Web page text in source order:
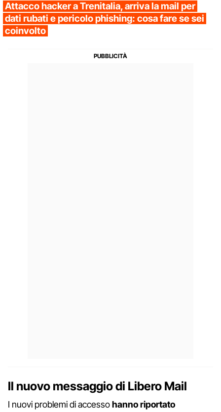
Attacco hacker a Trenitalia, arriva la mail per
dati rubati e pericolo phishing: cosa fare se sei
coinvolto
Il nuovo messaggio di Libero Mail
I nuovi problemi di accessohanno riportato